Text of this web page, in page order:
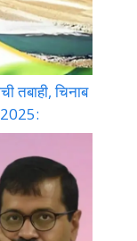
तबाही, चिनाब